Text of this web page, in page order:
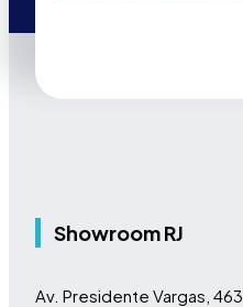
Showroom RJ
Av. Presidente Vargas, 463